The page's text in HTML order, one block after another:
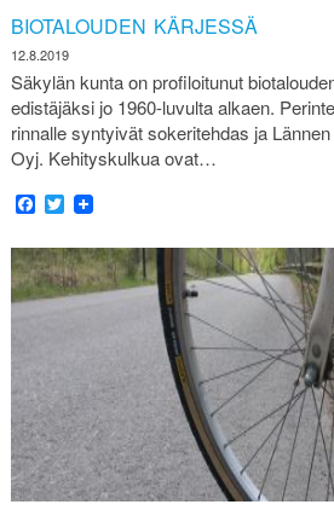
BIOTALOUDEN KÄRJESSÄ
12.8.2019
Säkylän kunta on profiloitunut
edistäjäksi jo 1960-luvulta alkaen.
rinnalle syntyivät sokeritehdas ja
Oyj. Kehityskulkua ovat…
Facebook
Twitter